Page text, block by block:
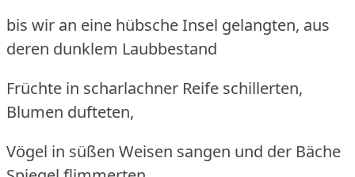
bis wir an eine hübsche Insel gelangten, aus
deren dunklem Laubbestand
Früchte in scharlachner Reife schillerten,
Blumen dufteten,
Vögel in süßen Weisen sangen und der Bäche